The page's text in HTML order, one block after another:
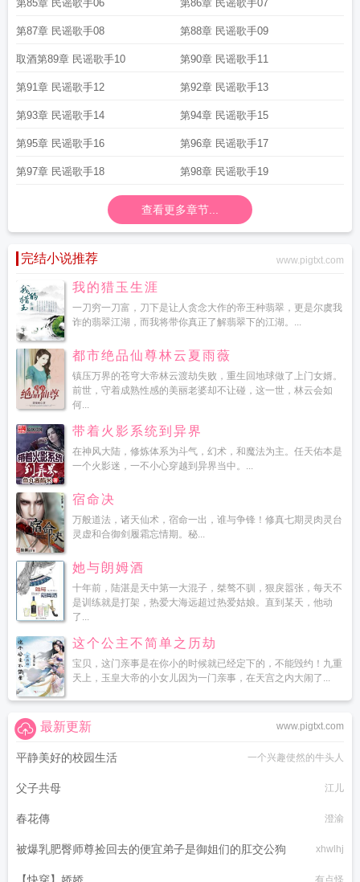
第85章 民谣歌手06 第86章 民谣歌手07
第87章 民谣歌手08 第88章 民谣歌手09
取酒第89章 民谣歌手10 第90章 民谣歌手11
第91章 民谣歌手12 第92章 民谣歌手13
第93章 民谣歌手14 第94章 民谣歌手15
第95章 民谣歌手16 第96章 民谣歌手17
第97章 民谣歌手18 第98章 民谣歌手19
查看更多章节...
完结小说推荐 www.pigtxt.com
我的猎玉生涯
一刀穷一刀富，刀下是让人贪念大作的帝王种翡翠，更是尔虞我
诈的翡翠江湖，而我将带你真正了解翡翠下的江湖。...
都市绝品仙尊林云夏雨薇
镇压万界的苍穹大帝林云渡劫失败，重生回地球做了上门女婿。
前世，守着成熟性感的美丽老婆却不让碰，这一世，林云会如
何...
带着火影系统到异界
在神风大陆，修炼体系为斗气，幻术，和魔法为主。任天佑本是
一个火影迷，一不小心穿越到异界当中。...
宿命决
万般道法，诸天仙术，宿命一出，谁与争锋！修真七期灵肉灵台
灵虚和合御剑履霜忘情期。秘...
她与朗姆酒
十年前，陆湛是天中第一大混子，桀骜不驯，狠戾嚣张，每天不
是训练就是打架，热爱大海远超过热爱姑娘。直到某天，他动
了...
这个公主不简单之历劫
宝贝，这门亲事是在你小的时候就已经定下的，不能毁约！九重
天上，玉皇大帝的小女儿因为一门亲事，在天宫之内大闹了...
www.pigtxt.com
最新更新
平静美好的校园生活 一个兴趣使然的牛头人
父子共母 江儿
春花傳 澄渝
被爆乳肥臀师尊捡回去的便宜弟子是御姐们的肛交公狗 xhwlhj
有点怪